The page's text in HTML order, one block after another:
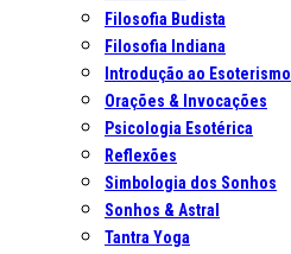
Filosofia Budista
Filosofia Indiana
Introdução ao Esoterismo
Orações & Invocações
Psicologia Esotérica
Reflexões
Simbologia dos Sonhos
Sonhos & Astral
Tantra Yoga